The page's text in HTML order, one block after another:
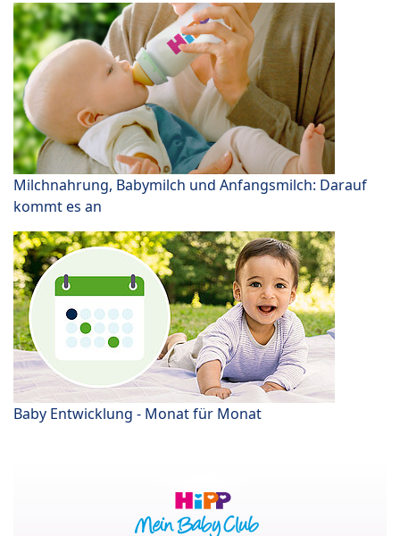
Milchnahrung, Babymilch und Anfangsmilch: Darauf
kommt es an
Baby Entwicklung - Monat für Monat